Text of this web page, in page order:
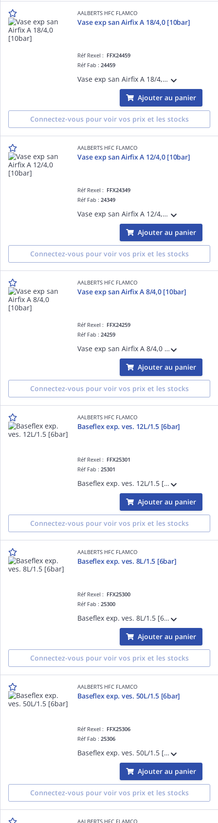
AALBERTS HFC FLAMCO
Vase exp san Airfix A 18/4,0 [10bar]
Réf Rexel : FFX24459
Réf Fab :24459
Vase exp san Airfix A 18/4,0 [10bar]
Ajouter au panier
Connectez-vous pour voir vos prix et les stocks
AALBERTS HFC FLAMCO
Vase exp san Airfix A 12/4,0 [10bar]
Réf Rexel : FFX24349
Réf Fab :24349
Vase exp san Airfix A 12/4,0 [10bar]
Ajouter au panier
Connectez-vous pour voir vos prix et les stocks
AALBERTS HFC FLAMCO
Vase exp san Airfix A 8/4,0 [10bar]
Réf Rexel : FFX24259
Réf Fab :24259
Vase exp san Airfix A 8/4,0 [10bar]
Ajouter au panier
Connectez-vous pour voir vos prix et les stocks
AALBERTS HFC FLAMCO
Baseflex exp. ves. 12L/1.5 [6bar]
Réf Rexel : FFX25301
Réf Fab :25301
Baseflex exp. ves. 12L/1.5 [6bar]
Ajouter au panier
Connectez-vous pour voir vos prix et les stocks
AALBERTS HFC FLAMCO
Baseflex exp. ves. 8L/1.5 [6bar]
Réf Rexel : FFX25300
Réf Fab :25300
Baseflex exp. ves. 8L/1.5 [6bar]
Ajouter au panier
Connectez-vous pour voir vos prix et les stocks
AALBERTS HFC FLAMCO
Baseflex exp. ves. 50L/1.5 [6bar]
Réf Rexel : FFX25306
Réf Fab :25306
Baseflex exp. ves. 50L/1.5 [6bar]
Ajouter au panier
Connectez-vous pour voir vos prix et les stocks
AALBERTS HFC FLAMCO